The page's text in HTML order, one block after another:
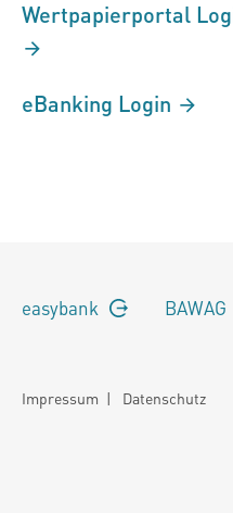
Wertpapierportal
eBanking Login
easybank BAWAG
Impressum | Datenschutz